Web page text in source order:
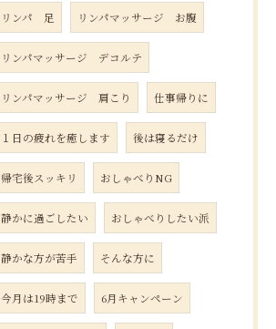
リンパ 足 リンパマッサージ お腹
リンパマッサージ デコルテ
リンパマッサージ 肩こり 仕事帰りに
１日の疲れを癒します 後は寝るだけ
帰宅後スッキリ おしゃべりNG
静かに過ごしたい おしゃべりしたい派
静かな方が苦手 そんな方に
今月は19時まで 6月キャンペーン